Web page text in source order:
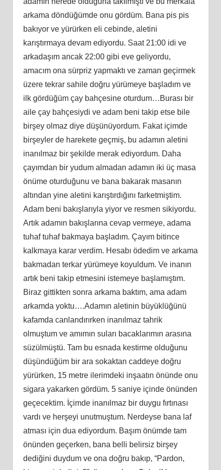
arkama döndüğümde onu gördüm. Bana pis pis
bakıyor ve yürürken eli cebinde, aletini
karıştırmaya devam ediyordu. Saat 21:00 idi ve
arkadaşım ancak 22:00 gibi eve geliyordu,
amacım ona sürpriz yapmaktı ve zaman geçirmek
üzere tekrar sahile doğru yürümeye başladım ve
ilk gördüğüm çay bahçesine oturdum…Burası bir
aile çay bahçesiydi ve adam beni takip etse bile
birşey olmaz diye düşünüyordum. Fakat içimde
birşeyler de harekete geçmiş, bu adamın aletini
inanılmaz bir şekilde merak ediyordum. Daha
çayımdan bir yudum almadan adamın iki üç masa
önüme oturduğunu ve bana bakarak masanın
altından yine aletini karıştırdığını farketmiştim.
Adam beni bakışlarıyla yiyor ve resmen sikiyordu.
Artık adamın bakışlarına cevap vermeye, adama
tuhaf tuhaf bakmaya başladım. Çayım bitince
kalkmaya karar verdim. Hesabı ödedim ve arkama
bakmadan terkar yürümeye koyuldum. Ve inanın
artık beni takip etmesini istemeye başlamıştım.
Biraz gittikten sonra arkama baktım, ama adam
arkamda yoktu….Adamın aletinin büyüklüğünü
kafamda canlandırırken inanılmaz tahrik
olmuştum ve amımın suları bacaklarımın arasına
süzülmüştü. Tam bu esnada kestirme olduğunu
düşündüğüm bir ara sokaktan caddeye doğru
yürürken, 15 metre ilerimdeki inşaatın önünde onu
sigara yakarken gördüm. 5 saniye içinde önünden
geçecektim. İçimde inanılmaz bir duygu fırtınası
vardı ve herşeyi unutmuştum. Nerdeyse bana laf
atması için dua ediyordum. Başım önümde tam
önünden geçerken, bana belli belirsiz birşey
dediğini duydum ve ona doğru bakıp, “Pardon,